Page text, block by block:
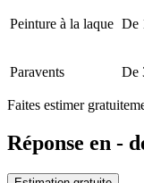
Peinture à la laque De
Paravents De
Faites estimer
Réponse en -